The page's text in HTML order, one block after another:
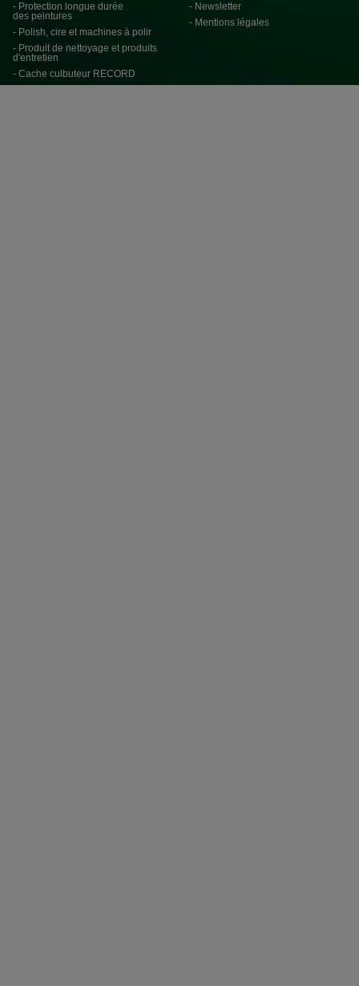
- Protection longue durée
des peintures
- Polish, cire et machines à polir
- Produit de nettoyage et produits
d'entretien
- Cache culbuteur RECORD
- Newsletter
- Mentions légales